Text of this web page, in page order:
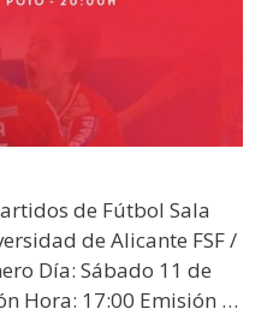
de Fútbol Sala
de Alicante FSF /
Día: Sábado 11 de
Hora: 17:00 Emisión …